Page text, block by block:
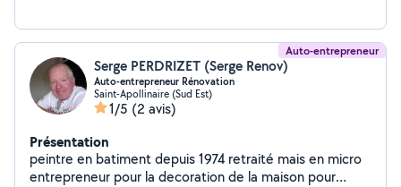
Auto-entrepreneur
Serge PERDRIZET (Serge Renov)
Auto-entrepreneur Rénovation
Saint-Apollinaire (Sud Est)
1/5 (2 avis)
Présentation
peintre en batiment depuis 1974 retraité mais en micro
entrepreneur pour la decoration de la maison pour